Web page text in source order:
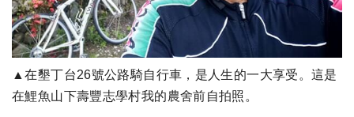
▲在墾丁台26號公路騎自行車，是人生的一大享受。這是
在鯉魚山下壽豐志學村我的農舍前自拍照。